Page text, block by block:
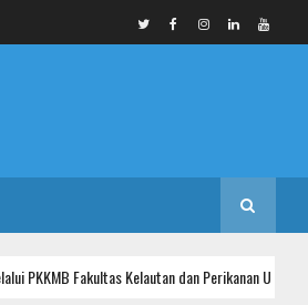
Fakultas Kelautan dan Perikanan Universitas